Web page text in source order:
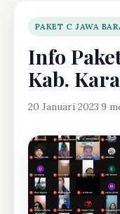
PAKET C JAWA
Info
Kab.
20 Januari 2023·9